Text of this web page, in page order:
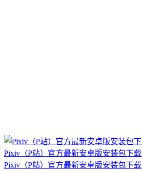
Pixiv（P站）官方最新安卓版安装包下载
Pixiv（P站）官方最新安卓版安装包下载